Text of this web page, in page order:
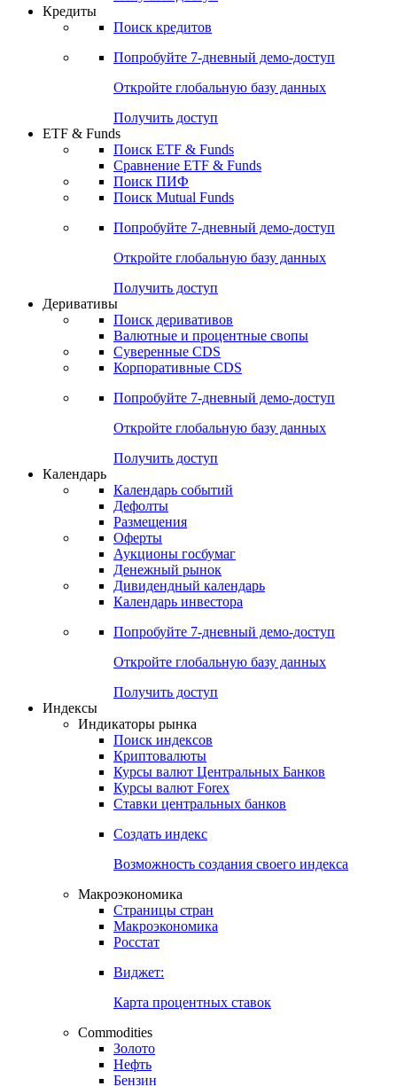
Кредиты
Поиск кредитов
Попробуйте 7-дневный демо-доступ
Откройте глобальную базу данных
Получить доступ
ETF & Funds
Поиск ETF & Funds
Сравнение ETF & Funds
Поиск ПИФ
Поиск Mutual Funds
Попробуйте 7-дневный демо-доступ
Откройте глобальную базу данных
Получить доступ
Деривативы
Поиск деривативов
Валютные и процентные свопы
Суверенные CDS
Корпоративные CDS
Попробуйте 7-дневный демо-доступ
Откройте глобальную базу данных
Получить доступ
Календарь
Календарь событий
Дефолты
Размещения
Оферты
Аукционы госбумаг
Денежный рынок
Дивидендный календарь
Календарь инвестора
Попробуйте 7-дневный демо-доступ
Откройте глобальную базу данных
Получить доступ
Индексы
Индикаторы рынка
Поиск индексов
Криптовалюты
Курсы валют Центральных Банков
Курсы валют Forex
Ставки центральных банков
Создать индекс
Возможность создания своего индекса
Макроэкономика
Страницы стран
Макроэкономика
Росстат
Виджет:
Карта процентных ставок
Commodities
Золото
Нефть
Бензин